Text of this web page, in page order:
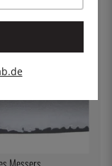
Messers